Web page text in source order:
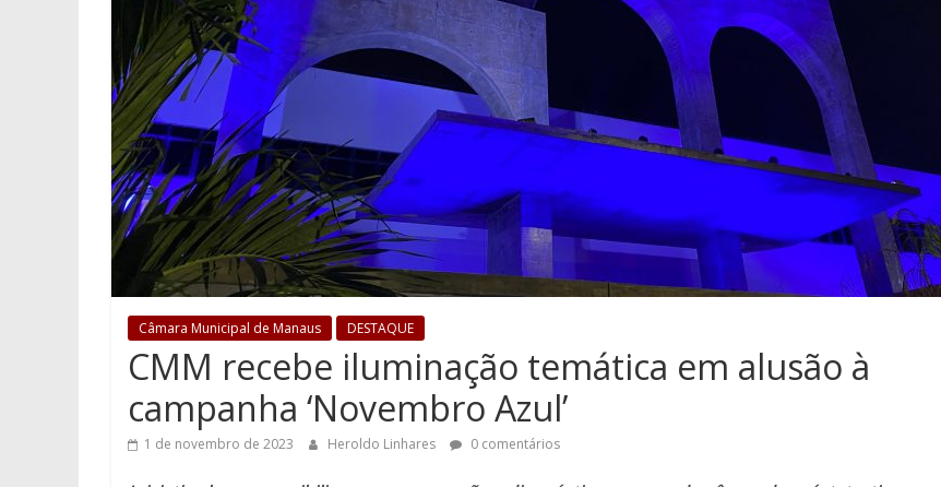
Câmara Municipal de Manaus DESTAQUE
CMM recebe iluminação temática em alusão à
campanha ‘Novembro Azul’
1 de novembro de 2023 Heroldo Linhares 0 comentários